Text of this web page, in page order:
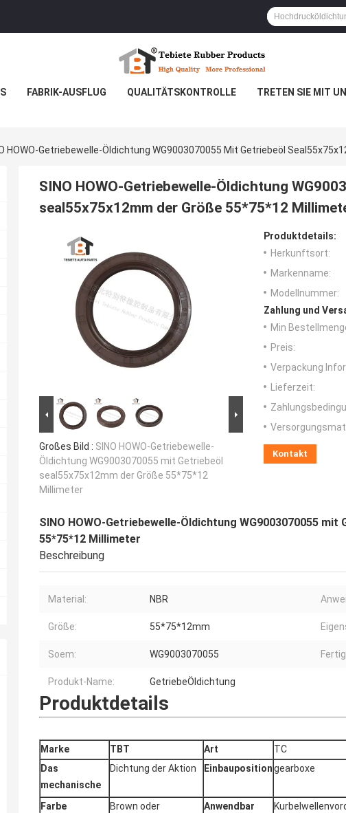
FABRIK-AUSFLUG QUALITÄTSKONTROLLE TRETEN SIE MIT
HOWO-Getriebewelle-Öldichtung WG9003070055 Mit Getriebeöl
SINO HOWO-Getriebewelle-Öldichtung
seal55x75x12mm der Größe 55*75*12
Großes Bild : SINO HOWO-Getriebewelle-
Öldichtung WG9003070055 mit Getriebeöl
seal55x75x12mm der Größe 55*75*12
Millimeter
Produktdetails:
Herkunftsort:
Markenname:
Modellnummer:
Zahlung und
Min
Preis:
Verpackung
Lieferzeit:
Kontakt
SINO HOWO-Getriebewelle-Öldichtung WG9003070055
55*75*12 Millimeter
Beschreibung
Material: NBR
Größe: 55*75*12mm
Soem: WG9003070055
Produkt-Name: GetriebeÖldichtung
Produktdetails
Marke TBT Art
TC
Das
mechanische
Dichtung der Aktion Einbaupositiongearboxe
Farbe
Brown oder
Anwendbar